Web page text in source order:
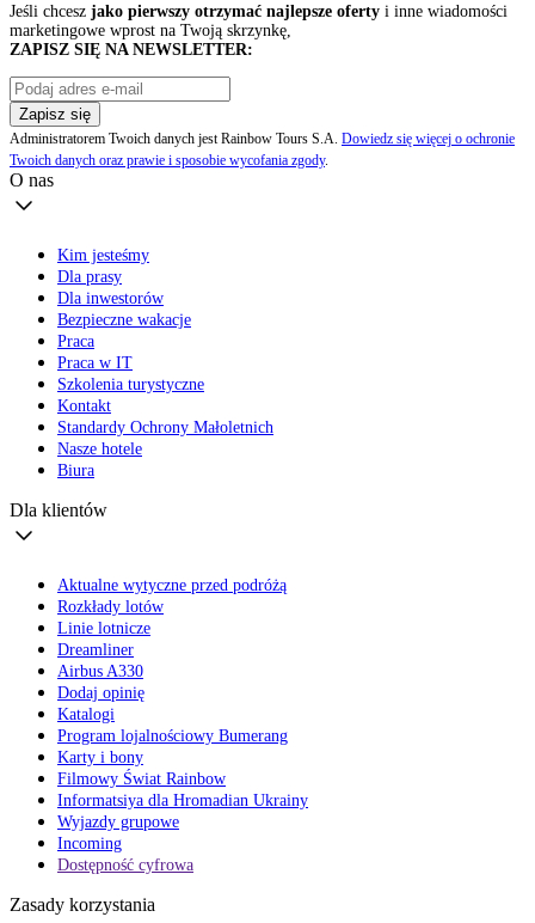
Jeśli chcesz jako pierwszy otrzymać najlepsze oferty i inne wiadomości
marketingowe wprost na Twoją skrzynkę,
ZAPISZ SIĘ NA NEWSLETTER:
Zapisz się
Administratorem Twoich danych jest Rainbow Tours S.A. Dowiedz się więcej o ochronie
Twoich danych oraz prawie i sposobie wycofania zgody.
O nas
Kim jesteśmy
Dla prasy
Dla inwestorów
Bezpieczne wakacje
Praca
Praca w IT
Szkolenia turystyczne
Kontakt
Standardy Ochrony Małoletnich
Nasze hotele
Biura
Dla klientów
Aktualne wytyczne przed podróżą
Rozkłady lotów
Linie lotnicze
Dreamliner
Airbus A330
Dodaj opinię
Katalogi
Program lojalnościowy Bumerang
Karty i bony
Filmowy Świat Rainbow
Informatsiya dla Hromadian Ukrainy
Wyjazdy grupowe
Incoming
Dostępność cyfrowa
Zasady korzystania